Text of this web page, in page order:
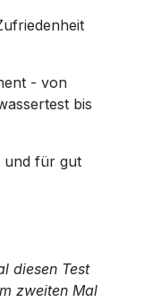
- von
bis
und für gut
diesen Test
zweiten Mal